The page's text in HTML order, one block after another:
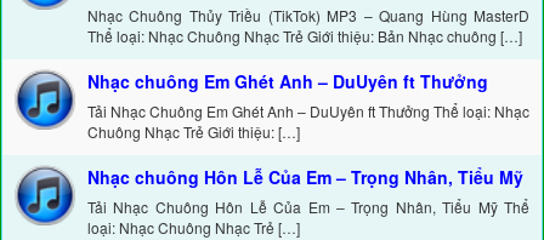
Nhạc Chuông Thủy Triều (TikTok) MP3 – Quang Hùng MasterD
Thể loại: Nhạc Chuông Nhạc Trẻ Giới thiệu: Bản Nhạc chuông […]
Nhạc chuông Em Ghét Anh – DuUyên ft Thưởng
Tải Nhạc Chuông Em Ghét Anh – DuUyên ft Thưởng Thể loại: Nhạc
Chuông Nhạc Trẻ Giới thiệu: […]
Nhạc chuông Hôn Lễ Của Em – Trọng Nhân, Tiểu Mỹ
Tải Nhạc Chuông Hôn Lễ Của Em – Trọng Nhân, Tiểu Mỹ Thể
loại: Nhạc Chuông Nhạc Trẻ […]